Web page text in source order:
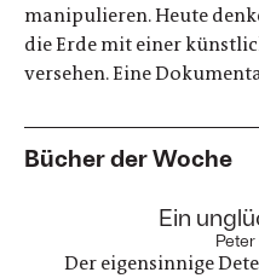
manipulieren. Heute
die Erde mit einer
versehen. Eine
Bücher der Woche
Ein
Der eigensinnige